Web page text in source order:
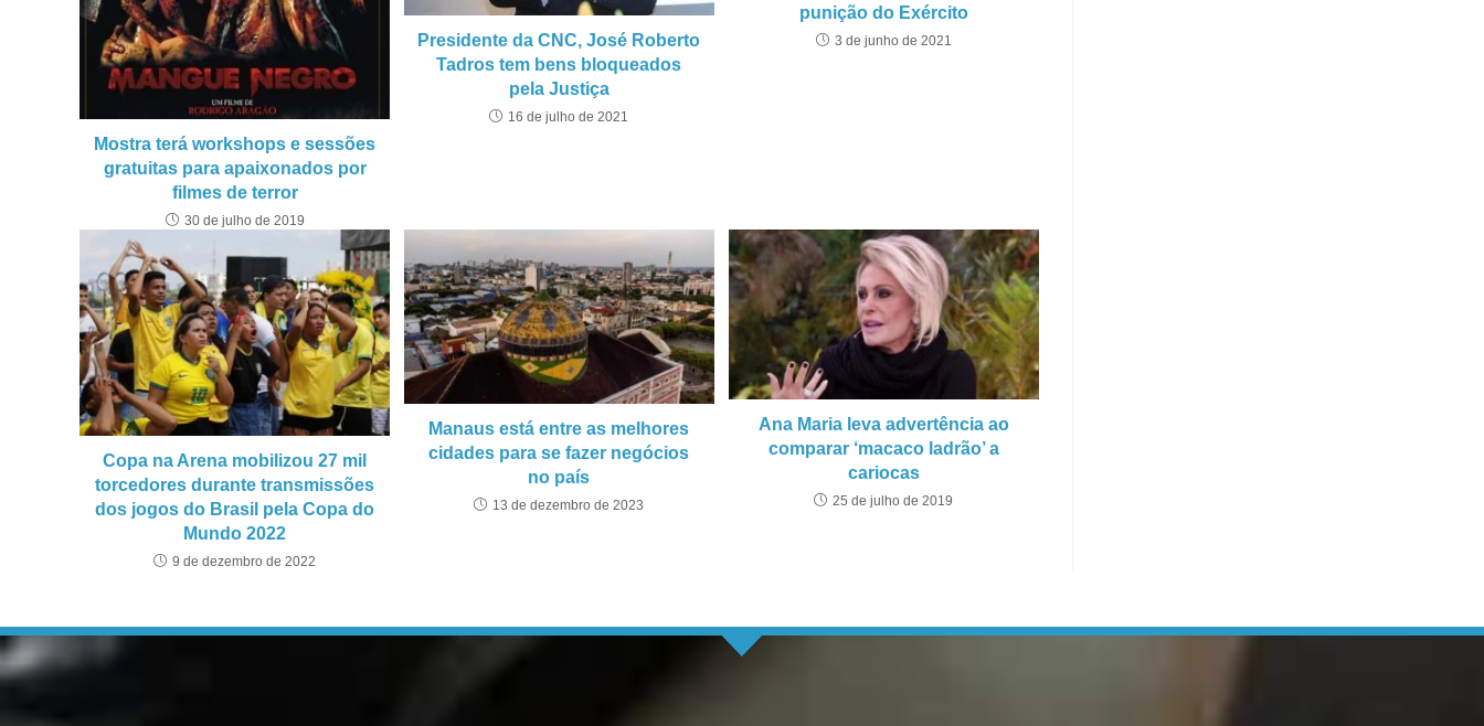
Mostra terá workshops e sessões
gratuitas para apaixonados por
filmes de terror
30 de julho de 2019
Presidente da CNC, José Roberto
Tadros tem bens bloqueados
pela Justiça
16 de julho de 2021
punição do Exército
3 de junho de 2021
Copa na Arena mobilizou 27 mil
torcedores durante transmissões
dos jogos do Brasil pela Copa do
Mundo 2022
9 de dezembro de 2022
Manaus está entre as melhores
cidades para se fazer negócios
no país
13 de dezembro de 2023
Ana Maria leva advertência ao
comparar ‘macaco ladrão’ a
cariocas
25 de julho de 2019